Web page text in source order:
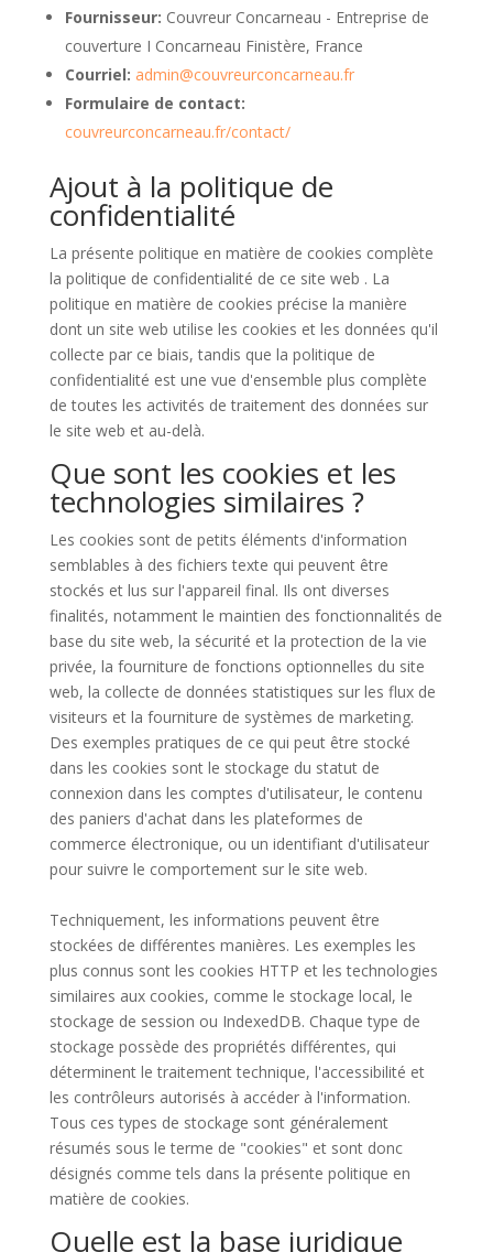
Fournisseur: Couvreur Concarneau - Entreprise de
couverture I Concarneau Finistère, France
Courriel: admin@couvreurconcarneau.fr
Formulaire de contact:
couvreurconcarneau.fr/contact/
Ajout à la politique de
confidentialité
La présente politique en matière de cookies complète
la politique de confidentialité de ce site web . La
politique en matière de cookies précise la manière
dont un site web utilise les cookies et les données qu'il
collecte par ce biais, tandis que la politique de
confidentialité est une vue d'ensemble plus complète
de toutes les activités de traitement des données sur
le site web et au-delà.
Que sont les cookies et les
technologies similaires ?
Les cookies sont de petits éléments d'information
semblables à des fichiers texte qui peuvent être
stockés et lus sur l'appareil final. Ils ont diverses
finalités, notamment le maintien des fonctionnalités de
base du site web, la sécurité et la protection de la vie
privée, la fourniture de fonctions optionnelles du site
web, la collecte de données statistiques sur les flux de
visiteurs et la fourniture de systèmes de marketing.
Des exemples pratiques de ce qui peut être stocké
dans les cookies sont le stockage du statut de
connexion dans les comptes d'utilisateur, le contenu
des paniers d'achat dans les plateformes de
commerce électronique, ou un identifiant d'utilisateur
pour suivre le comportement sur le site web.
Techniquement, les informations peuvent être
stockées de différentes manières. Les exemples les
plus connus sont les cookies HTTP et les technologies
similaires aux cookies, comme le stockage local, le
stockage de session ou IndexedDB. Chaque type de
stockage possède des propriétés différentes, qui
déterminent le traitement technique, l'accessibilité et
les contrôleurs autorisés à accéder à l'information.
Tous ces types de stockage sont généralement
résumés sous le terme de "cookies" et sont donc
désignés comme tels dans la présente politique en
matière de cookies.
Quelle est la base juridique